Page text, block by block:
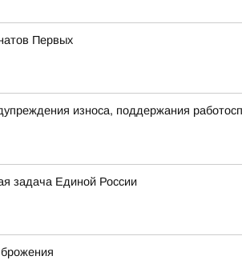
Первых
износа, поддержания
задача Единой России